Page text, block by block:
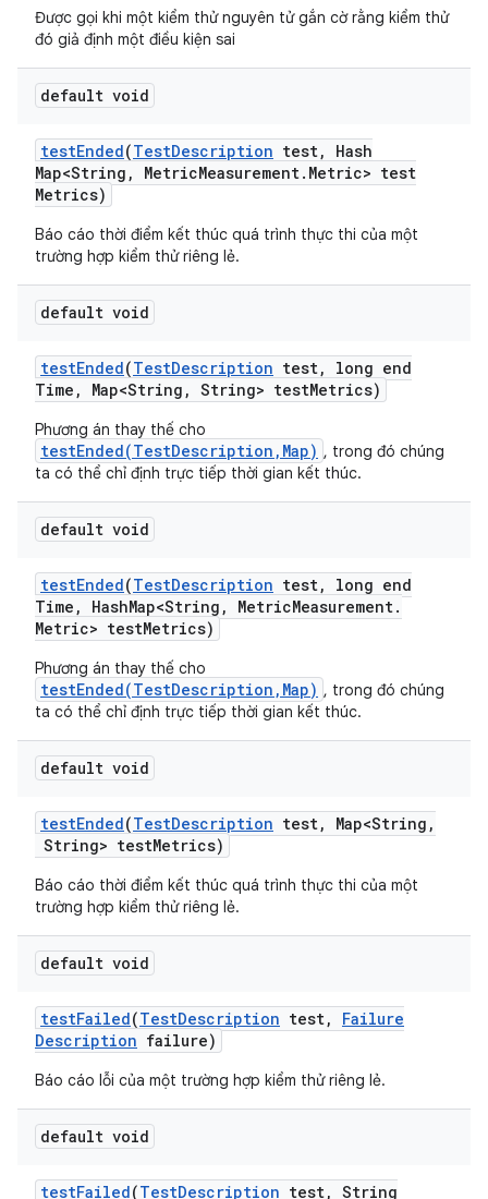
Được gọi khi một kiểm thử nguyên tử gắn cờ rằng kiểm thử
đó giả định một điều kiện sai
default void
testEnded(TestDescription test,
Hash
Map<String , MetricMeasurement. Metric> test
Metrics)
Báo cáo thời điểm kết thúc quá trình thực thi của một
trường hợp kiểm thử riêng lẻ.
default void
testEnded(TestDescription test,
long end
Time , Map<String , String> testMetrics)
Phương án thay thế cho
testEnded(TestDescription,Map) , trong đó chúng
ta có thể chỉ định trực tiếp thời gian kết thúc.
default void
testEnded(TestDescription test,
long end
Time , HashMap<String , MetricMeasurement.
Metric> testMetrics)
Phương án thay thế cho
testEnded(TestDescription,Map) , trong đó chúng
ta có thể chỉ định trực tiếp thời gian kết thúc.
default void
testEnded(TestDescription test, Map<String ,
String> testMetrics)
Báo cáo thời điểm kết thúc quá trình thực thi của một
trường hợp kiểm thử riêng lẻ.
default void
testFailed(TestDescription test,
Failure
Description failure)
Báo cáo lỗi của một trường hợp kiểm thử riêng lẻ.
default void
testFailed(TestDescription test, String